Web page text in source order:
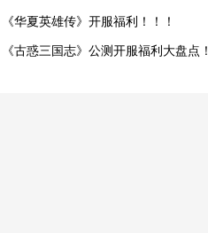
《华夏英雄传》开服福利！！！
《古惑三国志》公测开服福利大盘点！